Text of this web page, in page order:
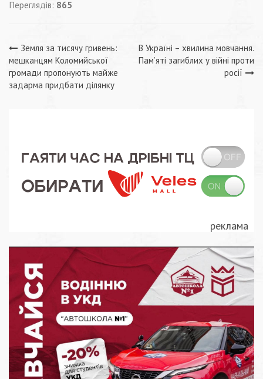
Переглядів: 865
Навігація
записів
Земля за тисячу гривень:
мешканцям Коломийської
громади пропонують майже
задарма придбати ділянку
В Україні – хвилина мовчання.
Пам’яті загиблих у війні проти
росії